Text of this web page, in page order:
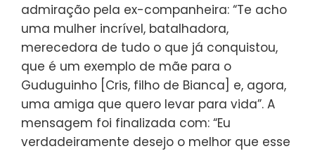
admiração pela ex-companheira: “Te acho
uma mulher incrível, batalhadora,
merecedora de tudo o que já conquistou,
que é um exemplo de mãe para o
Guduguinho [Cris, filho de Bianca] e, agora,
uma amiga que quero levar para vida”. A
mensagem foi finalizada com: “Eu
verdadeiramente desejo o melhor que esse